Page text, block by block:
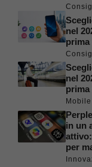
nel
prima
nel
prima
Mobile
in un
per